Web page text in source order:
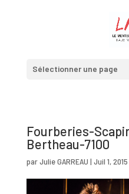
Sélectionner une page
Fourberies-
Bertheau-7100
parJulie GARREAU | Juil 1, 2015